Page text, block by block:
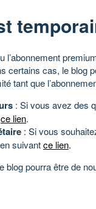
l’abonnement
certains cas, le blog
tant que
: Si vous avez des
ce lien.
: Si vous
suivantce lien.
blog pourra être de